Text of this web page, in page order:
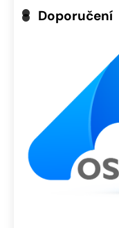
Doporučení